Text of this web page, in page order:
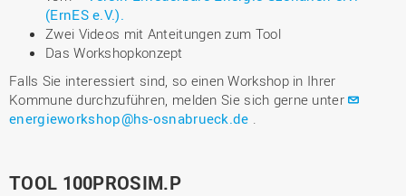
(ErnES e.V.).
Zwei Videos mit Anteitungen zum Tool
Das Workshopkonzept
Falls Sie interessiert sind, so einen Workshop in Ihrer
Kommune durchzuführen, melden Sie sich gerne unter
energieworkshop@hs-osnabrueck.de
TOOL 100PROSIM.P